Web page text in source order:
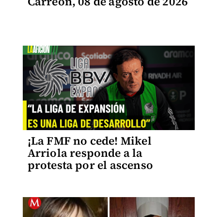
¡La FMF no cede! Mikel
Arriola responde a la
protesta por el ascenso